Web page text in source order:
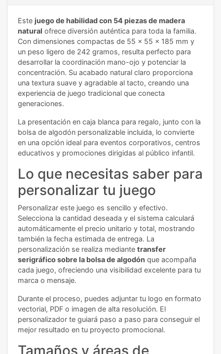
Este juego de habilidad con 54 piezas de madera
natural ofrece diversión auténtica para toda la familia.
Con dimensiones compactas de 55 x 55 x 185 mm y
un peso ligero de 242 gramos, resulta perfecto para
desarrollar la coordinación mano-ojo y potenciar la
concentración. Su acabado natural claro proporciona
una textura suave y agradable al tacto, creando una
experiencia de juego tradicional que conecta
generaciones.
La presentación en caja blanca para regalo, junto con la
bolsa de algodón personalizable incluida, lo convierte
en una opción ideal para eventos corporativos, centros
educativos y promociones dirigidas al público infantil.
Lo que necesitas saber para
personalizar tu juego
Personalizar este juego es sencillo y efectivo.
Selecciona la cantidad deseada y el sistema calculará
automáticamente el precio unitario y total, mostrando
también la fecha estimada de entrega. La
personalización se realiza mediante transfer
serigráfico sobre la bolsa de algodón que acompaña
cada juego, ofreciendo una visibilidad excelente para tu
marca o mensaje.
Durante el proceso, puedes adjuntar tu logo en formato
vectorial, PDF o imagen de alta resolución. El
personalizador te guiará paso a paso para conseguir el
mejor resultado en tu proyecto promocional.